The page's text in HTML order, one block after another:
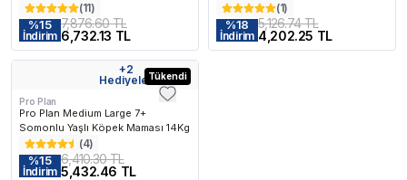
(11)
%15
İndirim
7,876.60 TL
6,732.13 TL
(1)
%18
İndirim
5,126.74 TL
4,202.25 TL
Tükendi
+2
Hediyeler
Pro Plan
Pro Plan Medium Large 7+
Somonlu Yaşlı Köpek Maması 14Kg
(4)
%15
İndirim
6,410.30 TL
5,432.46 TL